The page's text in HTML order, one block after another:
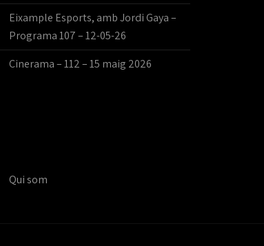
Eixample Esports, amb Jordi Gaya –
Programa 107 – 12-05-26
Cinerama – 112 – 15 maig 2026
Qui som